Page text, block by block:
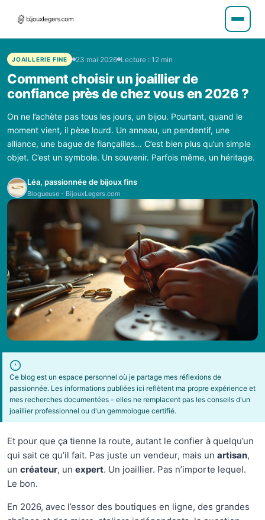
JOAILLERIE FINE 23 mai 2026 Lecture : 12 min
Comment choisir un joaillier de
confiance près de chez vous en 2026 ?
On ne l’achète pas tous les jours, un bijou. Pourtant, quand le
moment vient, il pèse lourd. Un anneau, un pendentif, une
alliance, une bague de fiançailles… C’est bien plus qu’un simple
objet. C’est un symbole. Un souvenir. Parfois même, un héritage.
Léa, passionnée de bijoux fins
Blogueuse - BijouxLegers.com
Ce blog est un espace personnel où je partage mes réflexions de
passionnée. Les informations publiées ici reflètent ma propre expérience et
mes recherches documentées - elles ne remplacent pas les conseils d'un
joaillier professionnel ou d'un gemmologue certifié.
Et pour que ça tienne la route, autant le confier à quelqu’un
qui sait ce qu’il fait. Pas juste un vendeur, mais un artisan,
un créateur, un expert. Un joaillier. Pas n’importe lequel.
Le bon.
En 2026, avec l’essor des boutiques en ligne, des grandes